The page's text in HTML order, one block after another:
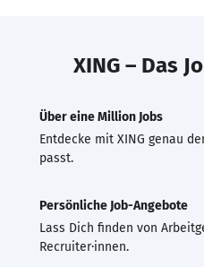
XING – Das
Über eine Million Jobs
Entdecke mit XING genau
passt.
Persönliche Job-Angebote
Lass Dich finden von
Recruiter·innen.